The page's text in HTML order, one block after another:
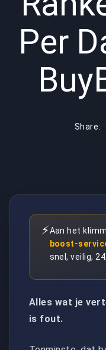
Per
Share:
⚡Aan het
boost-
snel, veilig,
Alles wat je
is fout.